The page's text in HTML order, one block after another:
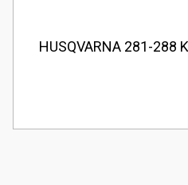
HUSQVARNA 281-288